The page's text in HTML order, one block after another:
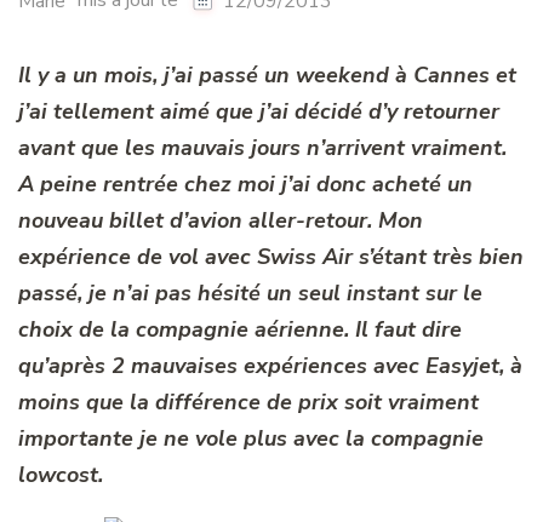
Il y a un mois, j’ai passé un weekend à Cannes et
j’ai tellement aimé que j’ai décidé d’y retourner
avant que les mauvais jours n’arrivent vraiment.
A peine rentrée chez moi j’ai donc acheté un
nouveau billet d’avion aller-retour. Mon
expérience de vol avec Swiss Air s’étant très bien
passé, je n’ai pas hésité un seul instant sur le
choix de la compagnie aérienne. Il faut dire
qu’après 2 mauvaises expériences avec Easyjet, à
moins que la différence de prix soit vraiment
importante je ne vole plus avec la compagnie
lowcost.